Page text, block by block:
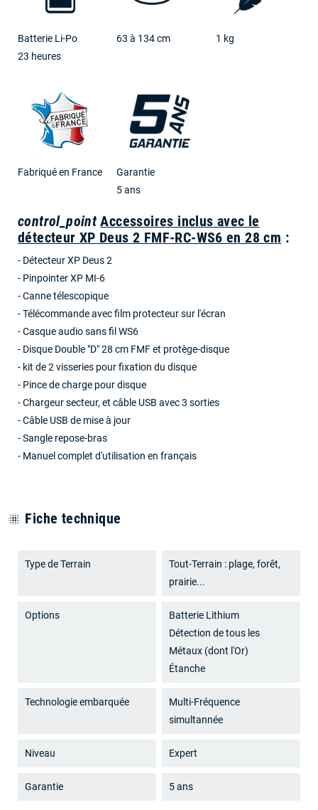
Batterie Li-Po
23 heures
63 à 134 cm 1 kg
Fabriqué en France
Garantie
5 ans
control_point Accessoires inclus avec le
détecteur XP Deus 2 FMF-RC-WS6 en 28 cm :
- Détecteur XP Deus 2
- Pinpointer XP MI-6
- Canne télescopique
- Télécommande avec film protecteur sur l'écran
- Casque audio sans fil WS6
- Disque Double "D" 28 cm FMF et protège-disque
- kit de 2 visseries pour fixation du disque
- Pince de charge pour disque
- Chargeur secteur, et câble USB avec 3 sorties
- Câble USB de mise à jour
- Sangle repose-bras
- Manuel complet d'utilisation en français
blur_on Fiche technique
Type de Terrain
Tout-Terrain : plage, forêt,
prairie...
Options
Batterie Lithium
Détection de tous les
Métaux (dont l'Or)
Étanche
Technologie embarquée
Multi-Fréquence
simultannée
Niveau Expert
Garantie 5 ans